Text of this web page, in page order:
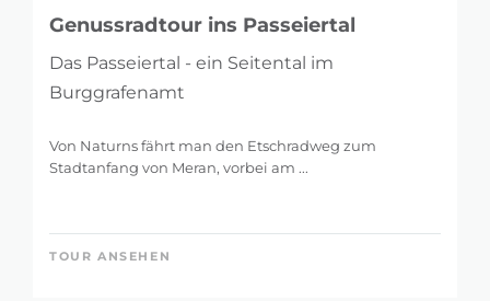
Genussradtour ins Passeiertal
Das Passeiertal - ein Seitental im
Burggrafenamt
Von Naturns fährt man den Etschradweg zum
Stadtanfang von Meran, vorbei am ...
TOUR ANSEHEN